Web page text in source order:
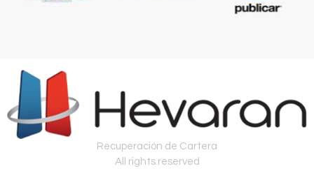
Recuperación de Cartera
All rights reserved